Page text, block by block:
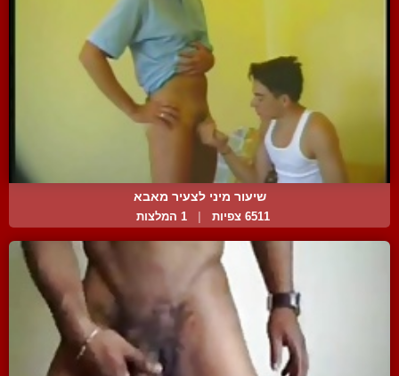
שיעור מיני לצעיר מאבא
6511 צפיות 1 המלצות